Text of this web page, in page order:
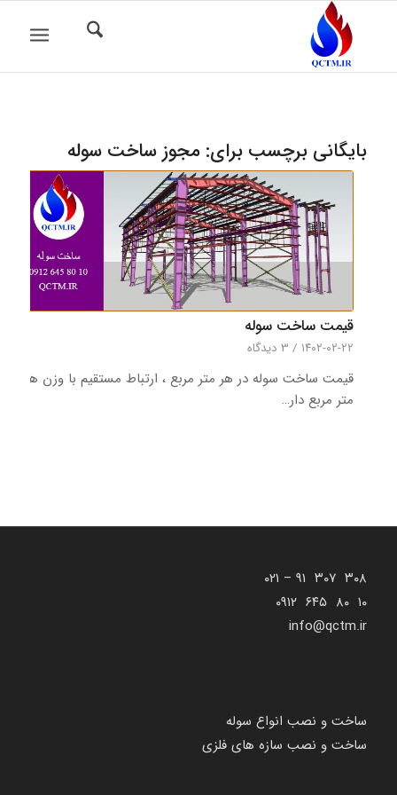
بایگانی برچسب برای: مجوز ساخت سوله
قیمت ساخت سوله
۱۴۰۲-۰۲-۲۲ / 3 دیدگاه‌
قیمت ساخت سوله در هر متر مربع ، ارتباط مستقیم با وزن هر
متر مربع دار…
۳۰۸ ۳۰۷ ۹۱ – ۰۲۱
۱۰ ۸۰ ۶۴۵ ۰۹۱۲
info@qctm.ir
ساخت و نصب انواع سوله
ساخت و نصب سازه های فلزی